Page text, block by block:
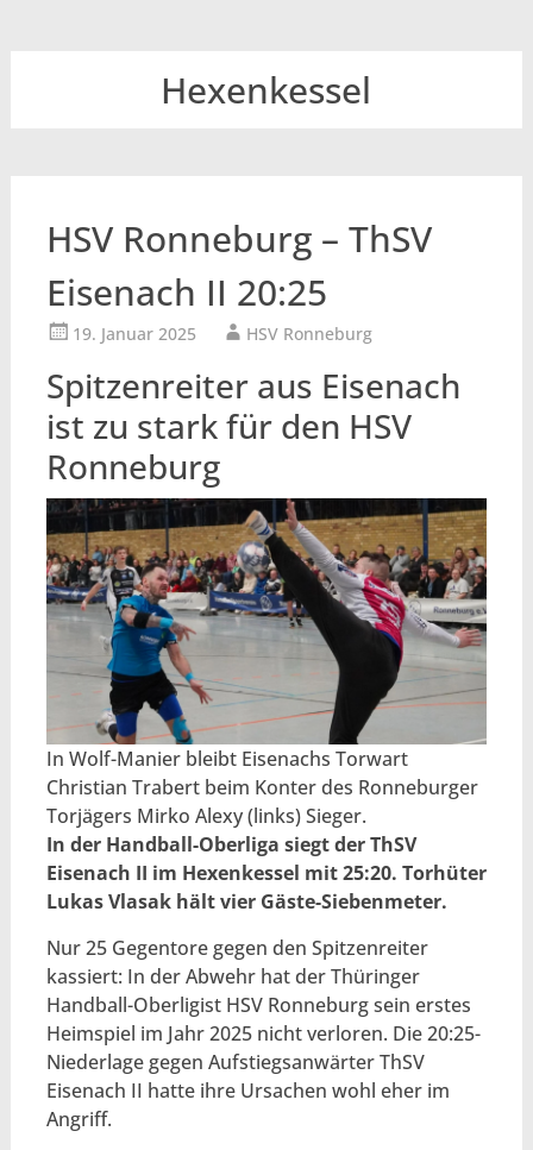
Hexenkessel
HSV Ronneburg – ThSV
Eisenach II 20:25
19. Januar 2025 HSV Ronneburg
Spitzenreiter aus Eisenach
ist zu stark für den HSV
Ronneburg
In Wolf-Manier bleibt Eisenachs Torwart
Christian Trabert beim Konter des Ronneburger
Torjägers Mirko Alexy (links) Sieger.
In der Handball-Oberliga siegt der ThSV
Eisenach II im Hexenkessel mit 25:20. Torhüter
Lukas Vlasak hält vier Gäste-Siebenmeter.
Nur 25 Gegentore gegen den Spitzenreiter
kassiert: In der Abwehr hat der Thüringer
Handball-Oberligist HSV Ronneburg sein erstes
Heimspiel im Jahr 2025 nicht verloren. Die 20:25-
Niederlage gegen Aufstiegsanwärter ThSV
Eisenach II hatte ihre Ursachen wohl eher im
Angriff.